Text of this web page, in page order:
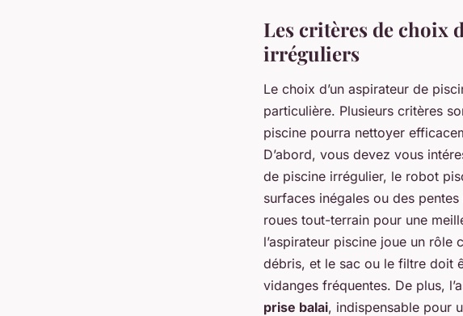
Les critères de choix
irréguliers
Le choix d’un aspirateur de
particulière. Plusieurs critères
piscine pourra nettoyer
D’abord, vous devez vous
de piscine irrégulier, le robot
surfaces inégales ou des
roues tout-terrain pour une
l’aspirateur piscine joue un
débris, et le sac ou le filtre doit
vidanges fréquentes. De plus,
prise balai, indispensable pour